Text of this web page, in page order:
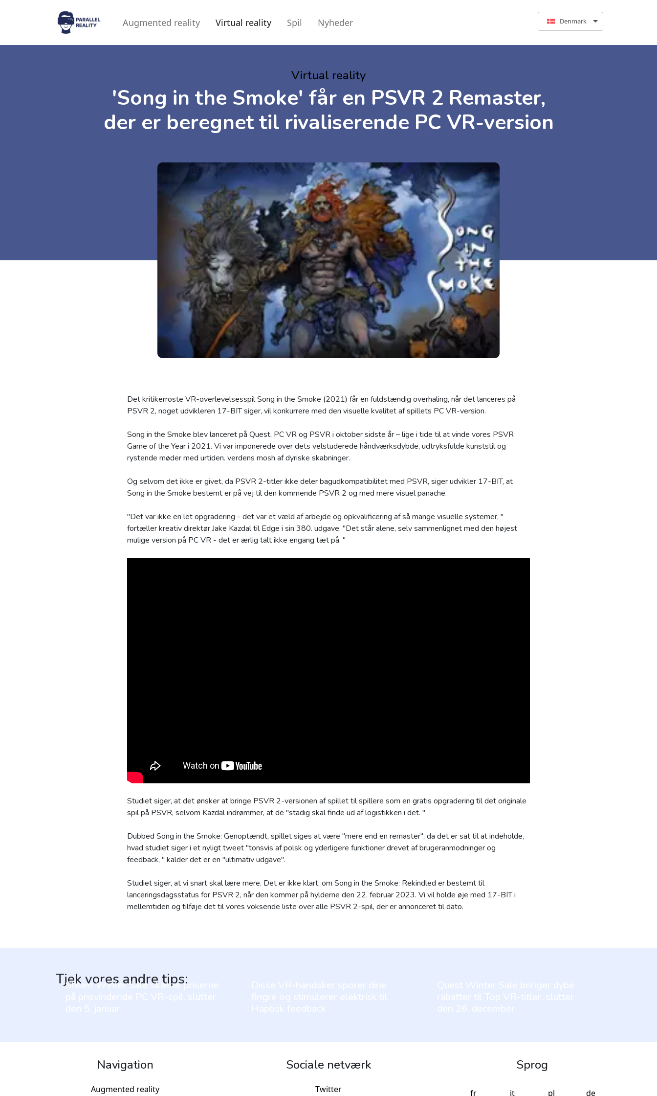
Augmented reality Virtual reality Spil Nyheder Denmark
Virtual reality
'Song in the Smoke' får en PSVR 2 Remaster,
der er beregnet til rivaliserende PC VR-version
Det kritikerroste VR-overlevelsesspil Song in the Smoke (2021) får en fuldstændig overhaling, når det lanceres på
PSVR 2, noget udvikleren 17-BIT siger, vil konkurrere med den visuelle kvalitet af spillets PC VR-version.
Song in the Smoke blev lanceret på Quest, PC VR og PSVR i oktober sidste år – lige i tide til at vinde vores PSVR
Game of the Year i 2021. Vi var imponerede over dets velstuderede håndværksdybde, udtryksfulde kunststil og
rystende møder med urtiden. verdens mosh af dyriske skabninger.
Og selvom det ikke er givet, da PSVR 2-titler ikke deler bagudkompatibilitet med PSVR, siger udvikler 17-BIT, at
Song in the Smoke bestemt er på vej til den kommende PSVR 2 og med mere visuel panache.
"Det var ikke en let opgradering - det var et væld af arbejde og opkvalificering af så mange visuelle systemer, "
fortæller kreativ direktør Jake Kazdal til Edge i sin 380. udgave. "Det står alene, selv sammenlignet med den højest
mulige version på PC VR - det er ærlig talt ikke engang tæt på. "
Studiet siger, at det ønsker at bringe PSVR 2-versionen af spillet til spillere som en gratis opgradering til det originale
spil på PSVR, selvom Kazdal indrømmer, at de "stadig skal finde ud af logistikken i det. "
Dubbed Song in the Smoke: Genoptændt, spillet siges at være "mere end en remaster", da det er sat til at indeholde,
hvad studiet siger i et nyligt tweet "tonsvis af polsk og yderligere funktioner drevet af brugeranmodninger og
feedback, " kalder det er en "ultimativ udgave".
Studiet siger, at vi snart skal lære mere. Det er ikke klart, om Song in the Smoke: Rekindled er bestemt til
lanceringsdagsstatus for PSVR 2, når den kommer på hylderne den 22. februar 2023. Vi vil holde øje med 17-BIT i
mellemtiden og tilføje det til vores voksende liste over alle PSVR 2-spil, der er annonceret til dato.
Tjek vores andre tips:
Steam Winter Sale skærer priserne
Navigation
Augmented reality
Sociale netværk
Twitter
Sprog
fr it pl de